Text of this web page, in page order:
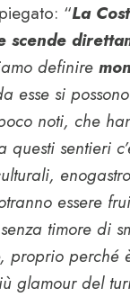
“La
scende
definire
esse si
noti, che
questi sentieri
essere
timore di
proprio perché
glamour del